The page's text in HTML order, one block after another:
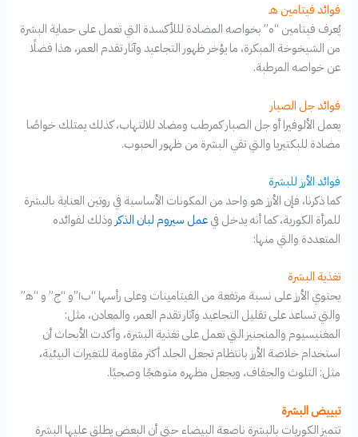
فوائد فيتامين هـ
يُعرف فيتامين “ه” بخواصه المضادة لللأكسدة التي تعمل على حماية البشرة
من الشيخوخة المبكرة، ما يؤخر ظهور التجاعيد وآثار تقدم العمر، هذا فضلًا
عن خواصه المرطبة.
فوائد جل الصبار
يعمل الألوفيرا أو جل الصبار كمرطب ومضاد للالتهاب، كذلك يمتلك خواصًا
مضادة للبكتيريا والتي تقي البشرة من ظهور الحبوب.
فوائد الأرز للبشرة
كما ذكرنا، فإن الأرز هو واحد من المكونات الأساسية في روتين العناية بالبشرة
للمرأة الكورية، كما أنه يدخل فيعمل سيروم لبان الذكر وذلك لفوائده
المتعددة والتي منها:
تغذية البشرة
يحتوي الأرز على نسبة مرتفعة من الفيتامينات وعلى رأسها “ب١”و “ج” و “ه‍”
والتي تساعد على تقليل التجاعيد وآثار تقدم العمر، والمعادن، مثل:
المغنيسيوم والمنجنيز التي تعمل على تغذية البشرة، وأكدت الأبحاث أن
استخدام خلاصة الأرز بانتظام تجعل الجلد أكثر مقاومة للتغيرات البيئية،
مثل: التلوث والجفاف، ويجعل مظهره متوهجًا وصحيًا.
تبييض البشرة
تتميز الكوريات بالبشرة ناصعة البيضاء حتى أن البعض يطلق عليها البشرة